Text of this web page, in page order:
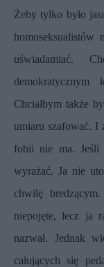
Żeby tylko było
uświadamiać.
demokratycznym
Chciałbym także
umiaru szafować. I
fobii nie ma. Jeśli
wyrażać. Ja nie
chwilę
niepojęte, lecz ja
nazwał.
Jednak
całujących się